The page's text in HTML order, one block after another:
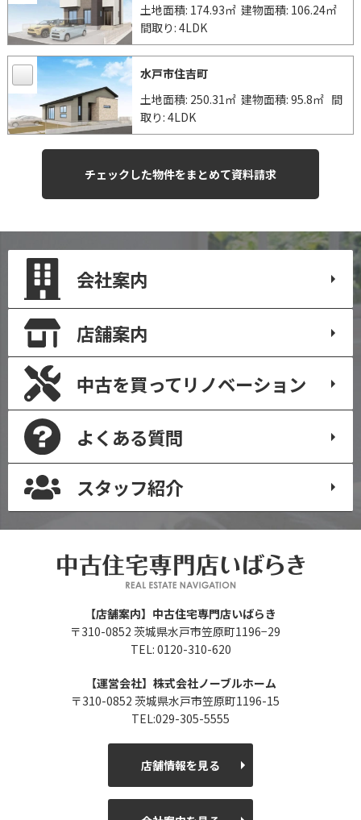
土地面積: 174.93㎡建物面積: 106.24㎡
間取り: 4LDK
水戸市住吉町
土地面積: 250.31㎡建物面積: 95.8㎡ 間
取り: 4LDK
会社案内
店舗案内
中古を買ってリノベーション
よくある質問
スタッフ紹介
【店舗案内】中古住宅専門店いばらき
〒310-0852 茨城県水戸市笠原町1196−29
TEL: 0120-310-620
【運営会社】株式会社ノーブルホーム
〒310-0852 茨城県水戸市笠原町1196-15
TEL:029-305-5555
店舗情報を見る